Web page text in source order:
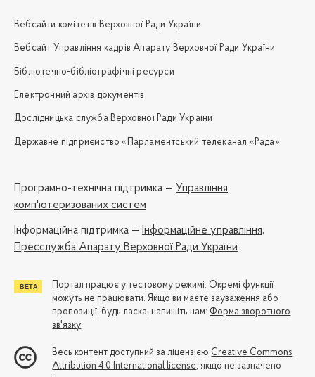
Вебсайти комітетів Верховної Ради України
Вебсайт Управління кадрів Апарату Верховної Ради України
Бібліотечно-бібліографічні ресурси
Електронний архів документів
Дослідницька служба Верховної Ради України
Державне підприємство «Парламентський телеканал «Рада»
Програмно-технічна підтримка — Управління
комп'ютеризованих систем
Iнформаційна підтримка — Інформаційне управління,
Пресслужба Апарату Верховної Ради України
Портал працює у тестовому режимі. Окремі функції
можуть не працювати. Якщо ви маєте зауваження або
пропозиції, будь ласка, напишіть нам: Форма зворотного
зв'язку
Весь контент доступний за ліцензією Creative Commons
Attribution 4.0 International license, якщо не зазначено